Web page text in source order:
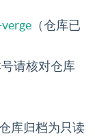
（仓库已
请核对仓库
库归档为只读